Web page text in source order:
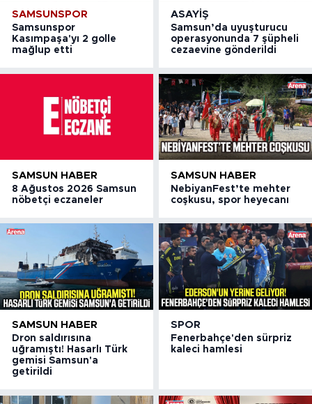
SAMSUNSPOR
Samsunspor
Kasımpaşa'yı 2 golle
mağlup etti
ASAYIŞ
Samsun’da uyuşturucu
operasyonunda 7 şüpheli
cezaevine gönderildi
SAMSUN HABER
8 Ağustos 2026 Samsun
nöbetçi eczaneler
SAMSUN HABER
NebiyanFest’te mehter
coşkusu, spor heyecanı
SAMSUN HABER
Dron saldırısına
uğramıştı! Hasarlı Türk
gemisi Samsun'a
getirildi
SPOR
Fenerbahçe'den sürpriz
kaleci hamlesi